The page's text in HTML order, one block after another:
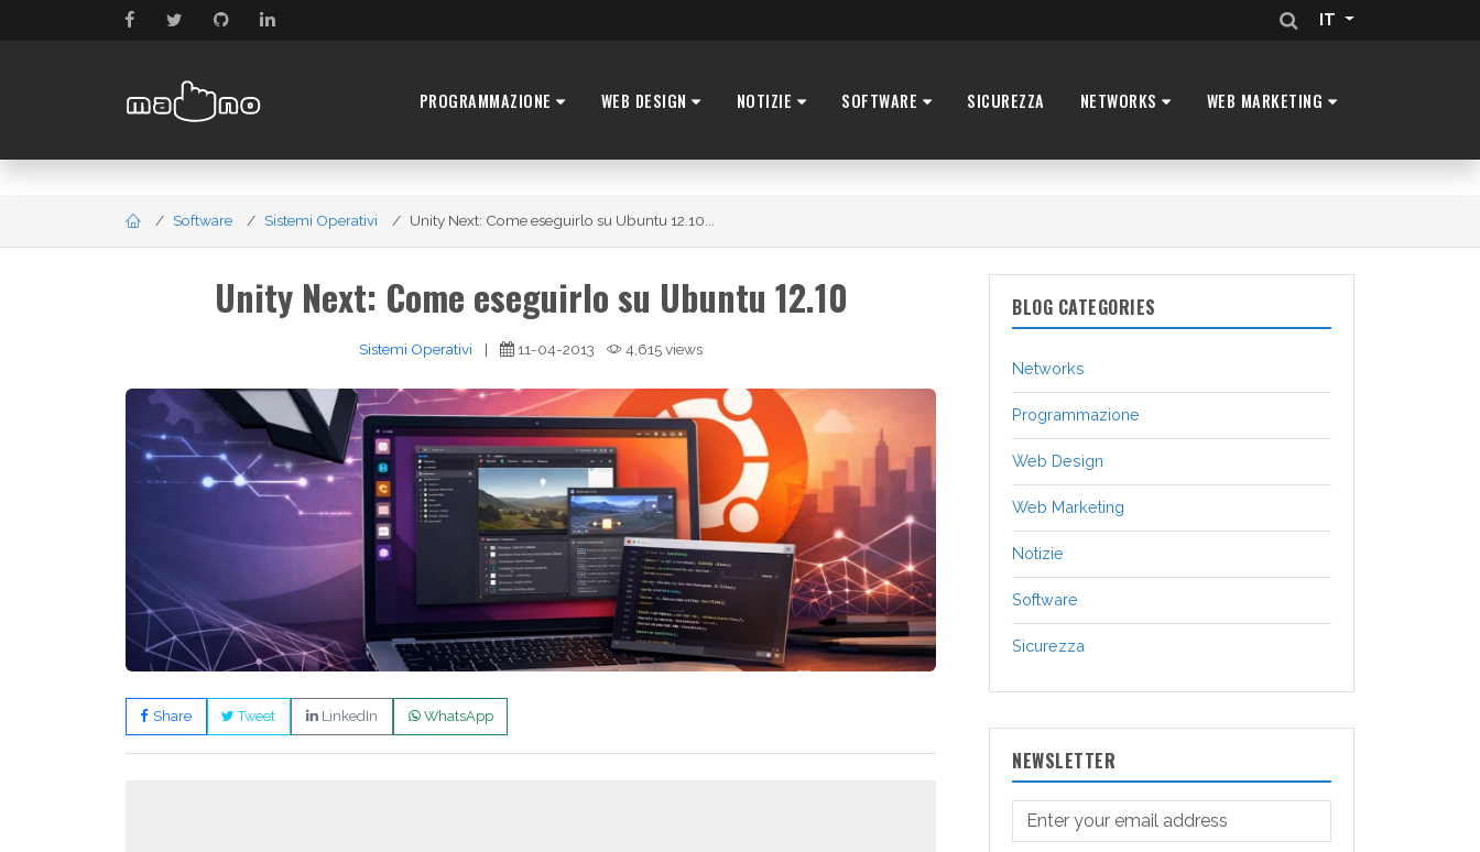
IT
PROGRAMMAZIONE WEB DESIGN NOTIZIE SOFTWARE SICUREZZA NETWORKS WEB MARKETING
Software Sistemi Operativi Unity Next: Come eseguirlo su Ubuntu 12.10...
Unity Next: Come eseguirlo su Ubuntu 12.10
Sistemi Operativi | 11-04-2013 4,615 views
Share Tweet LinkedIn WhatsApp
BLOG CATEGORIES
Networks
Programmazione
Web Design
Web Marketing
Notizie
Software
Sicurezza
NEWSLETTER